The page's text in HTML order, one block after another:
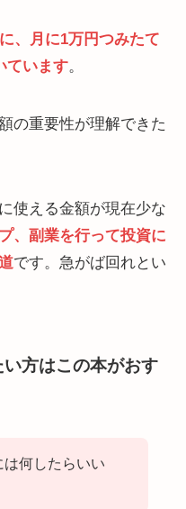
、月に1万円つみたて
ています。
の重要性が理解できた
使える金額が現在少な
、副業を行って投資に
です。急がば回れとい
方はこの本がおす
は何したらいい